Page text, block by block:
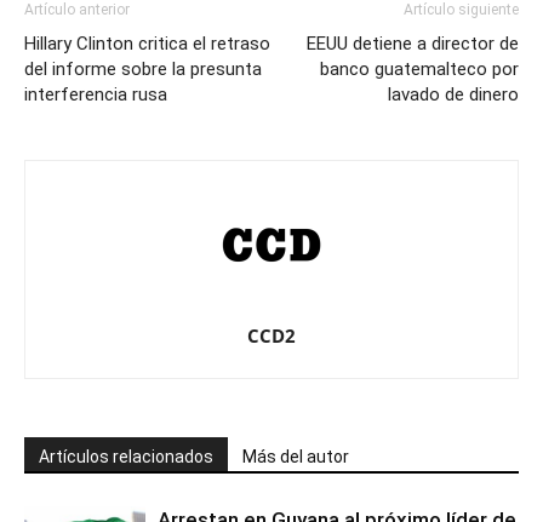
Artículo anterior
Hillary Clinton critica el retraso
del informe sobre la presunta
interferencia rusa
Artículo siguiente
EEUU detiene a director de
banco guatemalteco por
lavado de dinero
CCD2
Artículos relacionados Más del autor